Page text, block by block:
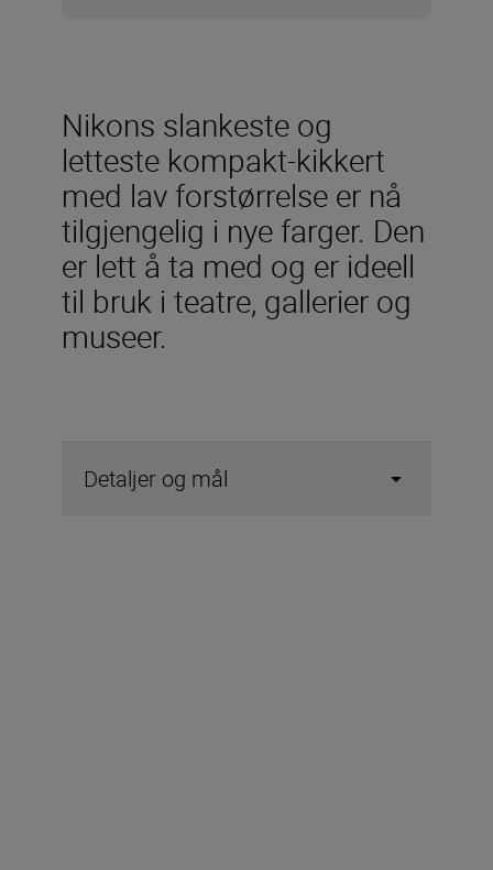
Nikons slankeste og
letteste kompakt-kikkert
med lav forstørrelse er nå
tilgjengelig i nye farger. Den
er lett å ta med og er ideell
til bruk i teatre, gallerier og
museer.
Detaljer og mål